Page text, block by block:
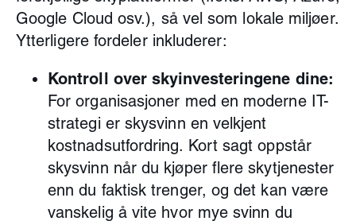
Google Cloud osv.), så vel som lokale miljøer.
Ytterligere fordeler inkluderer:
Kontroll over skyinvesteringene dine:
For organisasjoner med en moderne IT-
strategi er skysvinn en velkjent
kostnadsutfordring. Kort sagt oppstår
skysvinn når du kjøper flere skytjenester
enn du faktisk trenger, og det kan være
vanskelig å vite hvor mye svinn du